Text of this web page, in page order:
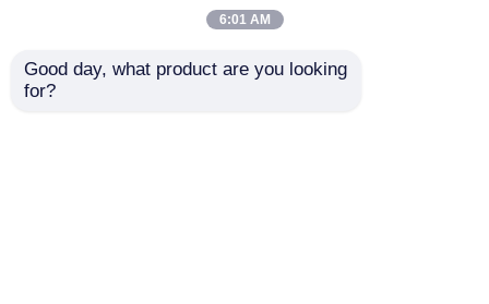
射出エポキシ樹脂
電子機器向け、ゲル化時間
6:01 AM
Good day, what product are you looking
for?